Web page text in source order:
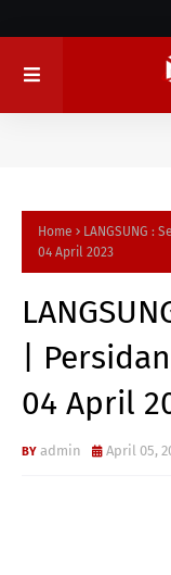
Home
LANGSUNG :
04 April 2023
|
04 April
admin April 05,